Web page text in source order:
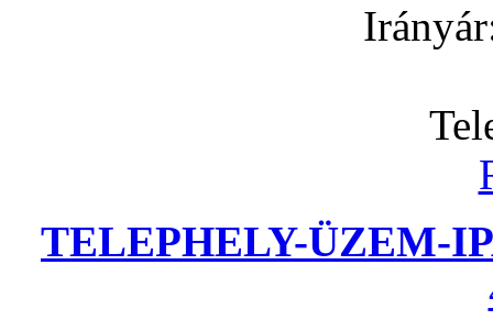
TELEPHELY-ÜZEM-